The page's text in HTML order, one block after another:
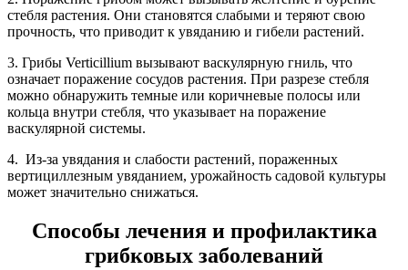
стебля растения. Они становятся слабыми и теряют свою
прочность, что приводит к увяданию и гибели растений.
3. Грибы Verticillium вызывают васкулярную гниль, что
означает поражение сосудов растения. При разрезе стебля
можно обнаружить темные или коричневые полосы или
кольца внутри стебля, что указывает на поражение
васкулярной системы.
4. Из-за увядания и слабости растений, пораженных
вертициллезным увяданием, урожайность садовой культуры
может значительно снижаться.
Способы лечения и профилактика
грибковых заболеваний